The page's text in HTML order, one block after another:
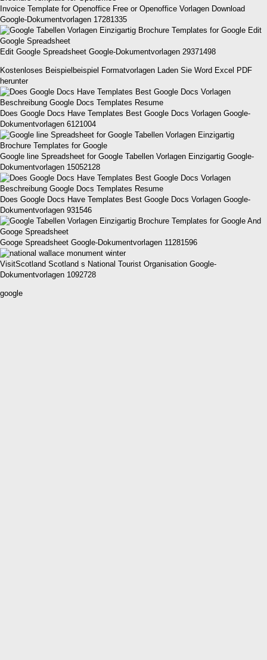
Invoice Template for Openoffice Free or Openoffice Vorlagen Download
Google-Dokumentvorlagen 17281335
Edit Google Spreadsheet Google-Dokumentvorlagen 29371498
Kostenloses Beispielbeispiel Formatvorlagen Laden Sie Word Excel PDF
herunter
Does Google Docs Have Templates Best Google Docs Vorlagen Google-
Dokumentvorlagen 6121004
Google line Spreadsheet for Google Tabellen Vorlagen Einzigartig Google-
Dokumentvorlagen 15052128
Does Google Docs Have Templates Best Google Docs Vorlagen Google-
Dokumentvorlagen 931546
Googe Spreadsheet Google-Dokumentvorlagen 11281596
VisitScotland Scotland s National Tourist Organisation Google-
Dokumentvorlagen 1092728
google